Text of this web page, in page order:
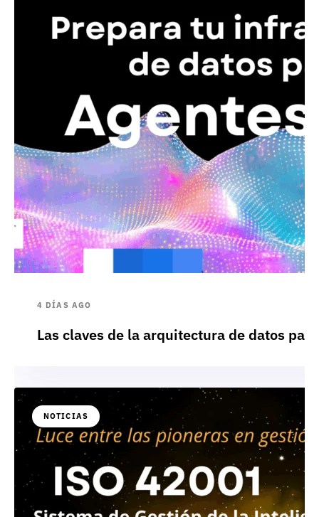
4 DÍAS AGO
Las claves de la arquitectura de datos
NOTICIAS